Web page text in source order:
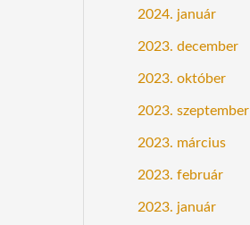
2024. január
2023. december
2023. október
2023. szeptember
2023. március
2023. február
2023. január